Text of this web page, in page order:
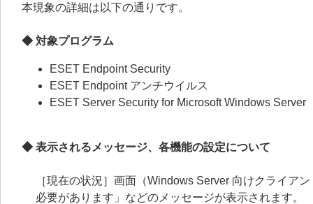
本現象の詳細は以下の通りです。
◆ 対象プログラム
ESET Endpoint Security
ESET Endpoint アンチウイルス
ESET Server Security for Microsoft Windows Server
◆ 表示されるメッセージ、各機能の設定について
［現在の状況］画面（Windows Server 向けクライア
必要があります」などのメッセージが表示されます。